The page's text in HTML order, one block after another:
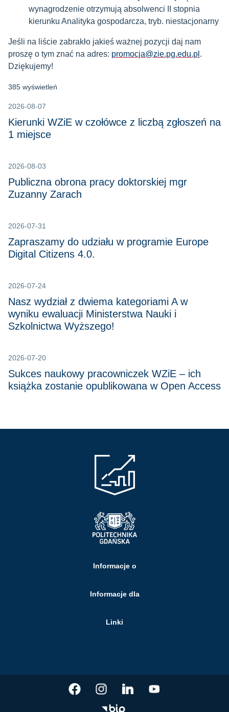
wynagrodzenie otrzymują absolwenci II stopnia
kierunku Analityka gospodarcza, tryb. niestacjonarny
Jeśli na liście zabrakło jakieś ważnej pozycji daj nam
proszę o tym znać na adres: promocja@zie.pg.edu.pl .
Dziękujemy!
385 wyświetleń
2026-08-07
Kierunki WZiE w czołówce z liczbą zgłoszeń na
1 miejsce
2026-08-03
Publiczna obrona pracy doktorskiej mgr
Zuzanny Zarach
2026-07-31
Zapraszamy do udziału w programie Europe
Digital Citizens 4.0.
2026-07-24
Nasz wydział z dwiema kategoriami A w
wyniku ewaluacji Ministerstwa Nauki i
Szkolnictwa Wyższego!
2026-07-20
Sukces naukowy pracowniczek WZiE – ich
książka zostanie opublikowana w Open Access
Informacje o
Informacje dla
Linki